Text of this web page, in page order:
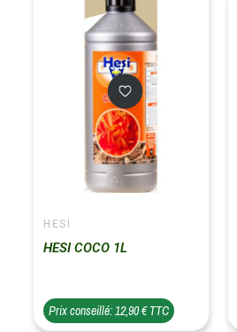
HESI
HESI COCO 1L
Prix conseillé: 12,90 € TTC